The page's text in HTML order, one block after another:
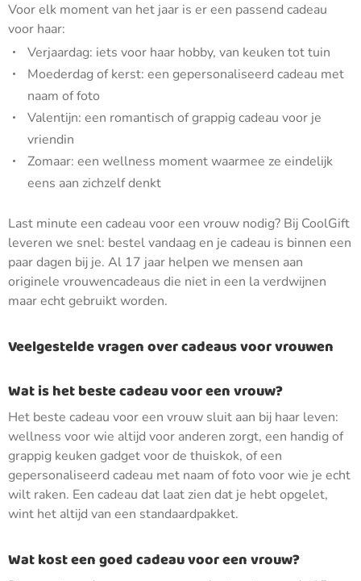
Voor elk moment van het jaar is er een passend cadeau
voor haar:
Verjaardag: iets voor haar hobby, van keuken tot tuin
Moederdag of kerst: een gepersonaliseerd cadeau met
naam of foto
Valentijn: een romantisch of grappig cadeau voor je
vriendin
Zomaar: een wellness moment waarmee ze eindelijk
eens aan zichzelf denkt
Last minute een cadeau voor een vrouw nodig? Bij CoolGift
leveren we snel: bestel vandaag en je cadeau is binnen een
paar dagen bij je. Al 17 jaar helpen we mensen aan
originele vrouwencadeaus die niet in een la verdwijnen
maar echt gebruikt worden.
Veelgestelde vragen over cadeaus voor vrouwen
Wat is het beste cadeau voor een vrouw?
Het beste cadeau voor een vrouw sluit aan bij haar leven:
wellness voor wie altijd voor anderen zorgt, een handig of
grappig keuken gadget voor de thuiskok, of een
gepersonaliseerd cadeau met naam of foto voor wie je echt
wilt raken. Een cadeau dat laat zien dat je hebt opgelet,
wint het altijd van een standaardpakket.
Wat kost een goed cadeau voor een vrouw?